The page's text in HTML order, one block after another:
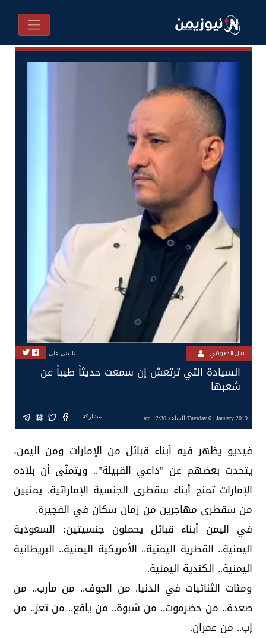
نبيل الصوفي تابعنى على
السيادة التي ترتعش إن سمعت حديثاً طيباً عن
شعبها
Tuesday 01 January 2019 الساعة 12:30 am مشاركة
فيديو يظهر فيه أبناء قبائل من الإمارات ومن اليمن،
يتحدث بعضهم عن "داعي القبيلة".. ويتمنّى أن بلاده
الإمارات تمنح أبناء سقطرى الجنسية الإماراتية. يمنيين
من سقطرى مهاجرين من زمان سكان في الفجيرة.
في اليمن أبناء قبائل يحملون جنسيتين: السعودية
اليمنية.. القطرية اليمنية.. الأمريكية اليمنية.. البريطانية
اليمنية.. الكندية اليمنية.
ومئات الثنائيات في الدنيا. من الجوف.. من مأرب.. من
صعدة.. من حضرموت.. من شبوة.. من يافع.. من تعز.. من
إب.. من عمران.